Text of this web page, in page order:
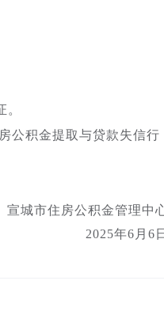
公积金提取与贷款失信行
宣城市住房公积金管理中
2025年6月6